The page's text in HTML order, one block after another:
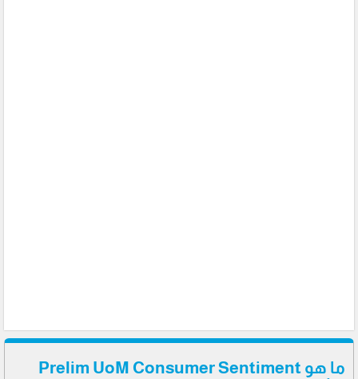
ما هو Prelim UoM Consumer Sentiment